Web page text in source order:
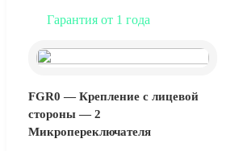
Гарантия от 1 года
FGR0 — Крепление с лицевой
стороны — 2
Микропереключателя